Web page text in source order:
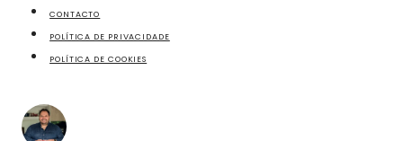
CONTACTO
POLÍTICA DE PRIVACIDADE
POLÍTICA DE COOKIES